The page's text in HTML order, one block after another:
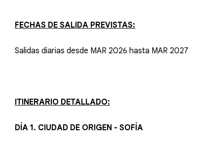
FECHAS DE SALIDA PREVISTAS:
Salidas diarias desde MAR 2026 hasta MAR 2027
ITINERARIO DETALLADO:
DÍA 1. CIUDAD DE ORIGEN - SOFÍA